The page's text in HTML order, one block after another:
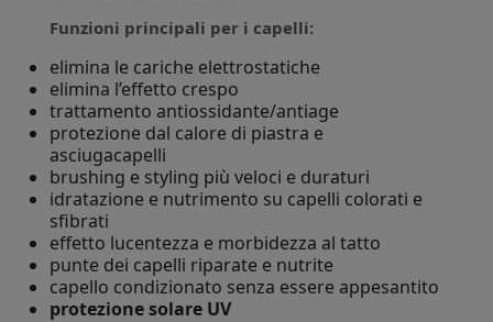
Funzioni principali per i capelli:
elimina le cariche elettrostatiche
elimina l’effetto crespo
trattamento antiossidante/antiage
protezione dal calore di piastra e
asciugacapelli
brushing e styling più veloci e duraturi
idratazione e nutrimento su capelli colorati e
sfibrati
effetto lucentezza e morbidezza al tatto
punte dei capelli riparate e nutrite
capello condizionato senza essere appesantito
protezione solare UV